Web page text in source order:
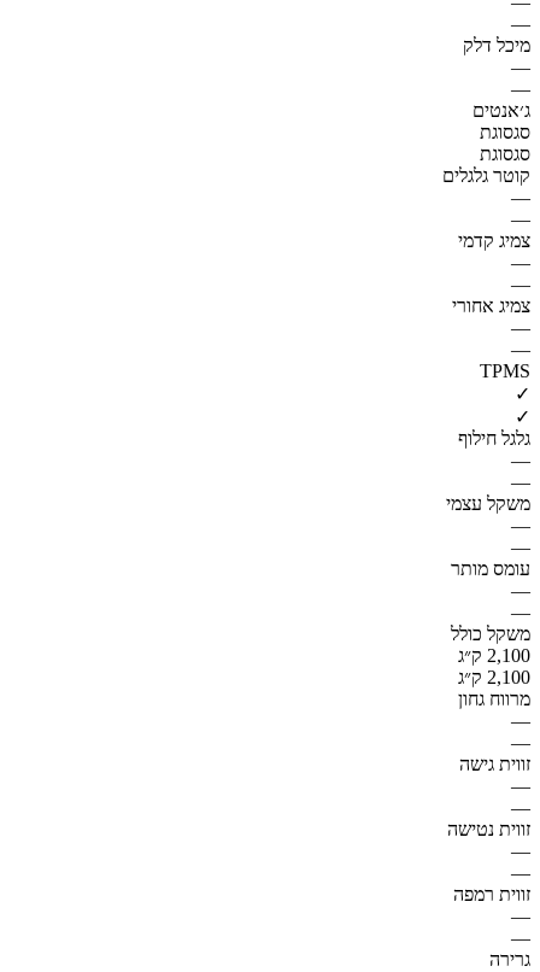
—
מיכל דלק
—
—
ג׳אנטים
סגסוגת
סגסוגת
קוטר גלגלים
—
—
צמיג קדמי
—
—
צמיג אחורי
—
—
TPMS
✓
✓
גלגל חילוף
—
—
משקל עצמי
—
—
עומס מותר
—
—
משקל כולל
2,100 ק״ג
2,100 ק״ג
מרווח גחון
—
—
זווית גישה
—
—
זווית נטישה
—
—
זווית רמפה
—
—
גרירה